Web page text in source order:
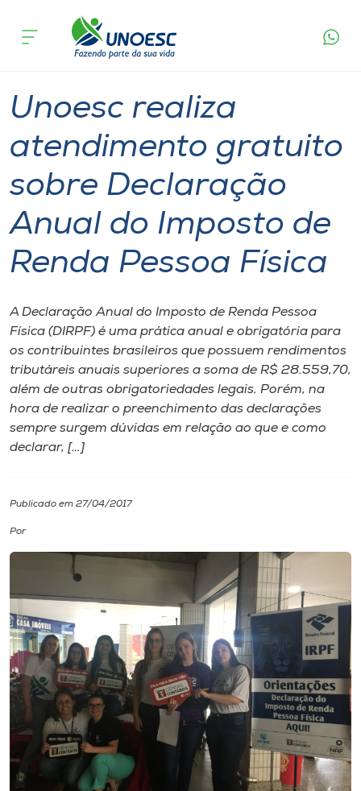
Cursos
Pesquisa
Atendimento ao Estudante
Portal de Ensino
Internacionalização
I.nova
Diplomados
Editora
Rádio
Museu
Unoesc
acontece
Física
Unoesc realiza
atendimento gratuito
sobre Declaração
Anual do Imposto de
Renda Pessoa Física
A Declaração Anual do Imposto de Renda Pessoa
Física (DIRPF) é uma prática anual e obrigatória para
os contribuintes brasileiros que possuem rendimentos
tributáreis anuais superiores a soma de R$ 28.559,70,
além de outras obrigatoriedades legais. Porém, na
hora de realizar o preenchimento das declarações
sempre surgem dúvidas em relação ao que e como
declarar, […]
Publicado em 27/04/2017
Por